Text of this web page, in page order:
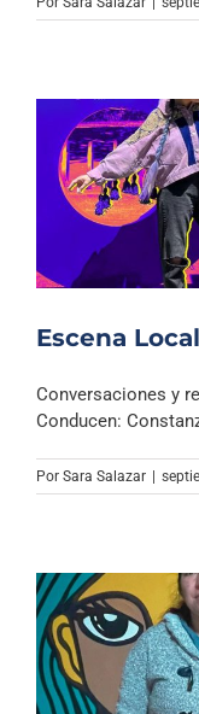
Escena Local
Conversaciones y
Conducen:
Por Sara Salazar